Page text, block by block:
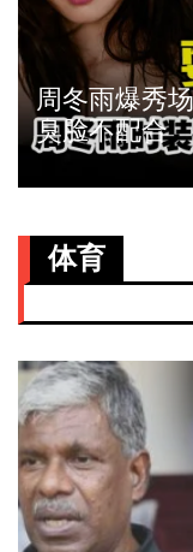
周冬雨爆秀
臭脸不配合
体育